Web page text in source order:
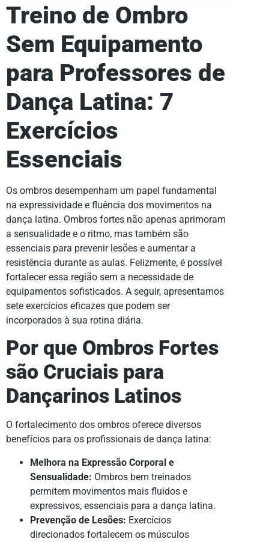
Treino de Ombro
Sem Equipamento
para Professores de
Dança Latina: 7
Exercícios
Essenciais
Os ombros desempenham um papel fundamental
na expressividade e fluência dos movimentos na
dança latina. Ombros fortes não apenas aprimoram
a sensualidade e o ritmo, mas também são
essenciais para prevenir lesões e aumentar a
resistência durante as aulas. Felizmente, é possível
fortalecer essa região sem a necessidade de
equipamentos sofisticados. A seguir, apresentamos
sete exercícios eficazes que podem ser
incorporados à sua rotina diária.
Por que Ombros Fortes
são Cruciais para
Dançarinos Latinos
O fortalecimento dos ombros oferece diversos
benefícios para os profissionais de dança latina:
Melhora na Expressão Corporal e
Sensualidade: Ombros bem treinados
permitem movimentos mais fluidos e
expressivos, essenciais para a dança latina.
Prevenção de Lesões: Exercícios
direcionados fortalecem os músculos